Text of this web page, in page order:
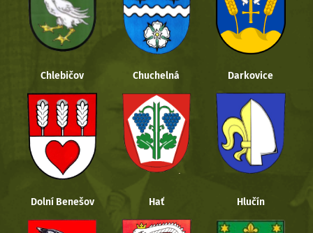
Chlebičov Chuchelná Darkovice
Dolní Benešov Hať Hlučín